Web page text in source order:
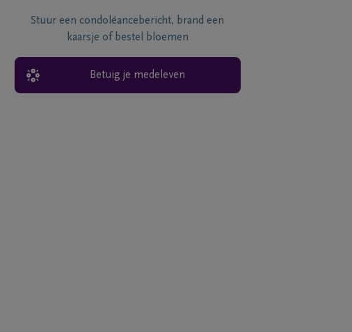
Stuur een condoléancebericht, brand een
kaarsje of bestel bloemen
Betuig je medeleven